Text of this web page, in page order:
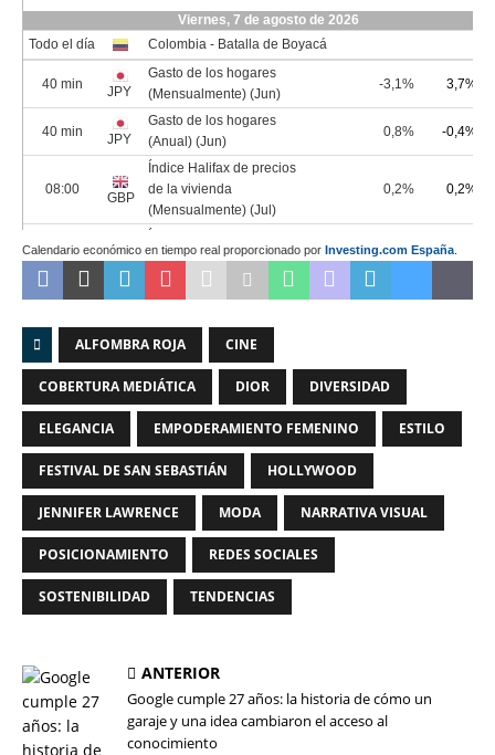
Calendario económico en tiempo real proporcionado por Investing.com España
ALFOMBRA ROJA CINE
COBERTURA MEDIÁTICA DIOR DIVERSIDAD
ELEGANCIA EMPODERAMIENTO FEMENINO ESTILO
FESTIVAL DE SAN SEBASTIÁN HOLLYWOOD
JENNIFER LAWRENCE MODA NARRATIVA VISUAL
POSICIONAMIENTO REDES SOCIALES
SOSTENIBILIDAD TENDENCIAS
ANTERIOR
Google cumple 27 años: la historia de cómo un
garaje y una idea cambiaron el acceso al
conocimiento